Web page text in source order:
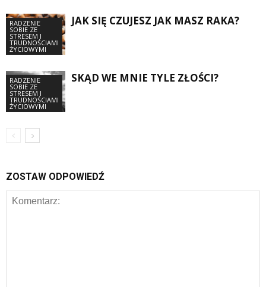
RADZENIE
SOBIE ZE
STRESEM I
TRUDNOŚCIAMI
ŻYCIOWYMI
JAK SIĘ CZUJESZ JAK MASZ RAKA?
RADZENIE
SOBIE ZE
STRESEM I
TRUDNOŚCIAMI
ŻYCIOWYMI
SKĄD WE MNIE TYLE ZŁOŚCI?
ZOSTAW ODPOWIEDŹ